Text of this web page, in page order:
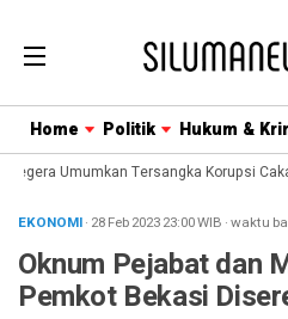
Home Politik Hukum &
Umumkan Tersangka Korupsi
EKONOMI· 28 Feb 202323:00WIB ·waktu
Oknum Pejabat dan
Pemkot Bekasi